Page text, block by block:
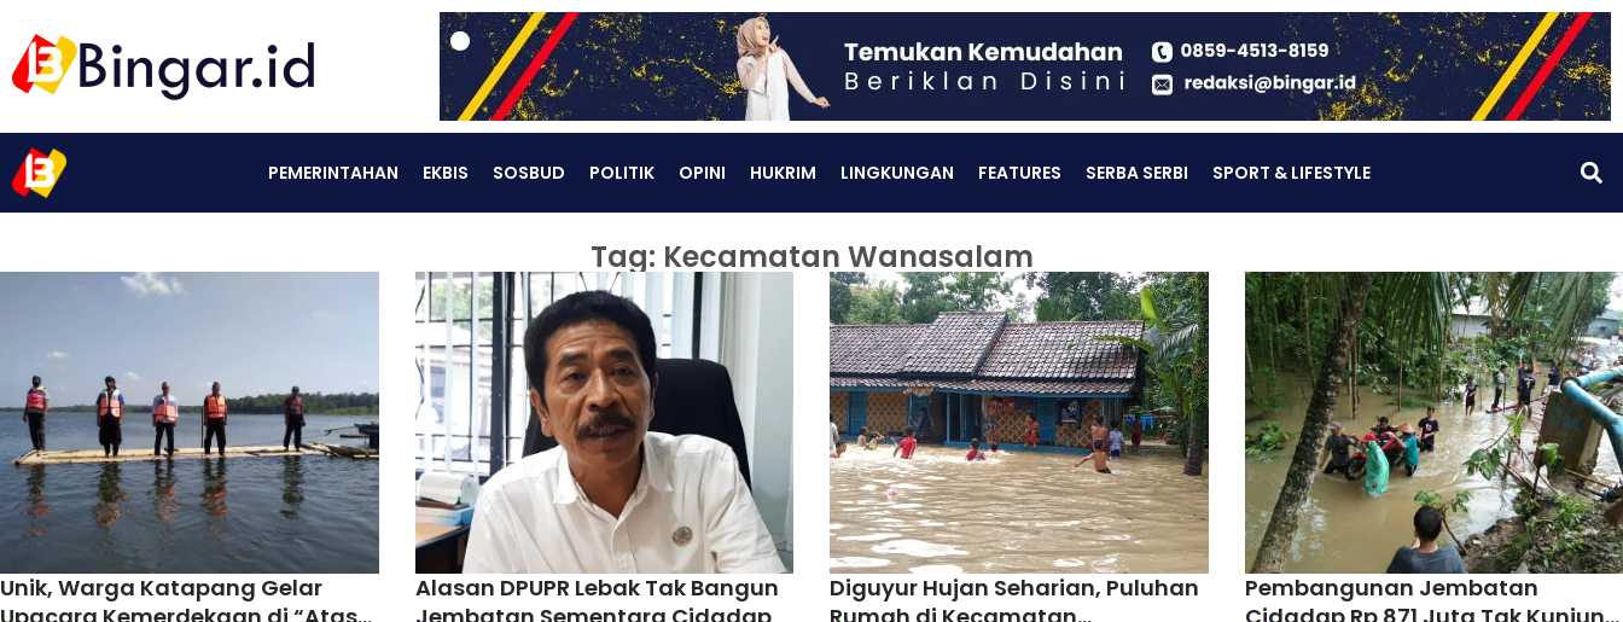
PEMERINTAHAN EKBIS SOSBUD POLITIK OPINI HUKRIM LINGKUNGAN FEATURES SERBA SERBI SPORT & LIFESTYLE
Tag: Kecamatan Wanasalam
Unik, Warga Katapang Gelar
Alasan DPUPR Lebak Tak Bangun
Diguyur Hujan Seharian, Puluhan
Pembangunan Jembatan